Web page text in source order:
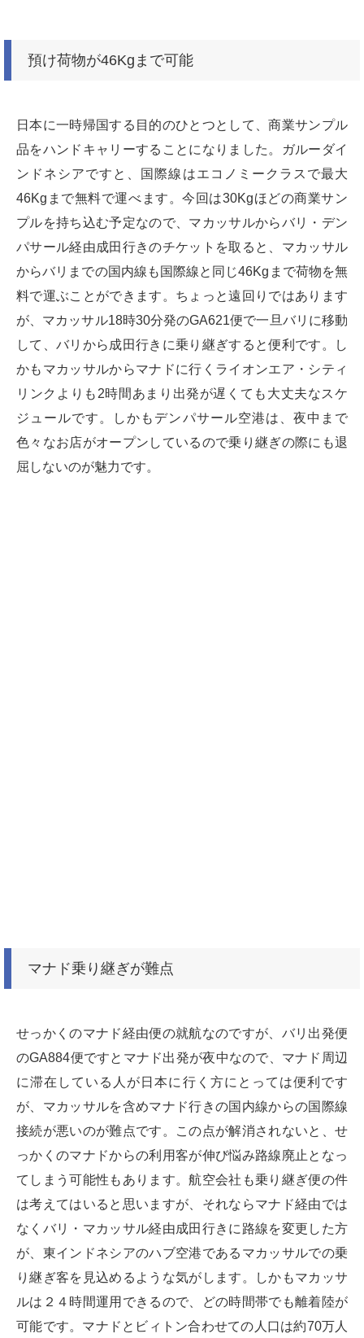
預け荷物が46Kgまで可能
日本に一時帰国する目的のひとつとして、商業サンプル
品をハンドキャリーすることになりました。ガルーダイ
ンドネシアですと、国際線はエコノミークラスで最大
46Kgまで無料で運べます。今回は30Kgほどの商業サン
プルを持ち込む予定なので、マカッサルからバリ・デン
パサール経由成田行きのチケットを取ると、マカッサル
からバリまでの国内線も国際線と同じ46Kgまで荷物を無
料で運ぶことができます。ちょっと遠回りではあります
が、マカッサル18時30分発のGA621便で一旦バリに移動
して、バリから成田行きに乗り継ぎすると便利です。し
かもマカッサルからマナドに行くライオンエア・シティ
リンクよりも2時間あまり出発が遅くても大丈夫なスケ
ジュールです。しかもデンパサール空港は、夜中まで
色々なお店がオープンしているので乗り継ぎの際にも退
屈しないのが魅力です。
マナド乗り継ぎが難点
せっかくのマナド経由便の就航なのですが、バリ出発便
のGA884便ですとマナド出発が夜中なので、マナド周辺
に滞在している人が日本に行く方にとっては便利です
が、マカッサルを含めマナド行きの国内線からの国際線
接続が悪いのが難点です。この点が解消されないと、せ
っかくのマナドからの利用客が伸び悩み路線廃止となっ
てしまう可能性もあります。航空会社も乗り継ぎ便の件
は考えてはいると思いますが、それならマナド経由では
なくバリ・マカッサル経由成田行きに路線を変更した方
が、東インドネシアのハブ空港であるマカッサルでの乗
り継ぎ客を見込めるような気がします。しかもマカッサ
ルは２４時間運用できるので、どの時間帯でも離着陸が
可能です。マナドとビィトン合わせての人口は約70万人